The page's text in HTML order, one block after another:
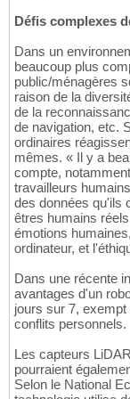
Défis complexes
Dans un
beaucoup plus
public/ménagères
raison de la
de la
de navigation, etc.
ordinaires
mêmes. « Il y a
compte,
travailleurs
des données qu'ils
êtres humains
émotions
ordinateur, et
Dans une récente
avantages d'un
jours sur 7,
conflits personnels.
Les capteurs
pourraient
Selon le National